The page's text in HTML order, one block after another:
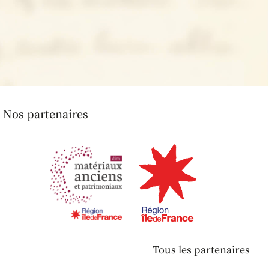
Nos partenaires
Tous les partenaires